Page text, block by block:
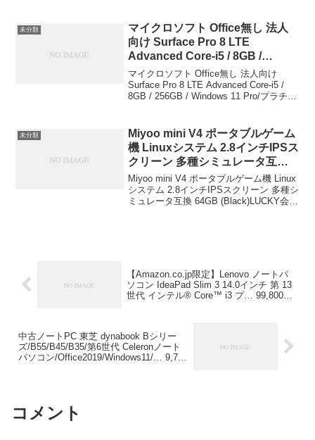
未分類
マイクロソフト Office無し 法人
向け Surface Pro 8 LTE
Advanced Core-i5 / 8GB /
256GB / Windows 11 Pro/プラチ
ナ (EIG-00010) マイクロソフト
￥154,800
マイクロソフト Office無し 法人向け
Surface Pro 8 LTE Advanced Core-i5 /
8GB / 256GB / Windows 11 Pro/プラチナ
未分類
Miyoo mini V4 ポータブルゲーム
機 Linuxシステム 2.8インチIPSス
クリーン 多種シミュレータ互換
64GB (Black) LUCKY会社
￥8,999
Miyoo mini V4 ポータブルゲーム機 Linux
システム 2.8インチIPSスクリーン 多種シ
ミュレータ互換 64GB (Black)LUCKY会社
【Amazon.co.jp限定】Lenovo ノートパ
ソコン IdeaPad Slim 3 14.0インチ 第 13
世代 インテル® Core™ i3 プ… 99,800円
中古ノートPC 東芝 dynabook Bシリー
ズ/B55/B45/B35/第6世代 Celeronノート
パソコン/Office2019/Windows11/… 9,775
コメント